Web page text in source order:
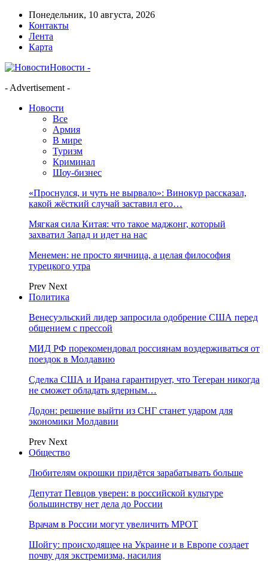
Понедельник, 10 августа, 2026
Контакты
Лента
Карта
Новости -
- Advertisement -
Новости
Все
Армия
В мире
Туризм
Криминал
Шоу-бизнес
«Проснулся, и чуть не вырвало»: Винокур рассказал,
какой жёсткий случай заставил его…
Мягкая сила Китая: что такое маджонг, который
захватил Запад и идет на нас
Менемен: не просто яичница, а целая философия
турецкого утра
Prev Next
Политика
Венесуэльский лидер запросила одобрение США перед
общением с прессой
МИД РФ порекомендовал россиянам воздерживаться от
поездок в Молдавию
Сделка США и Ирана гарантирует, что Тегеран никогда
не сможет обладать ядерным…
Додон: решение выйти из СНГ станет ударом для
экономики Молдавии
Prev Next
Общество
Любителям окрошки придётся зарабатывать больше
Депутат Певцов уверен: в российской культуре
большинству нет дела до России
Врачам в России могут увеличить МРОТ
Шойгу: происходящее на Украине и в Европе создает
почву для экстремизма, насилия